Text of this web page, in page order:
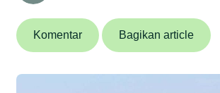
Komentar Bagikan article